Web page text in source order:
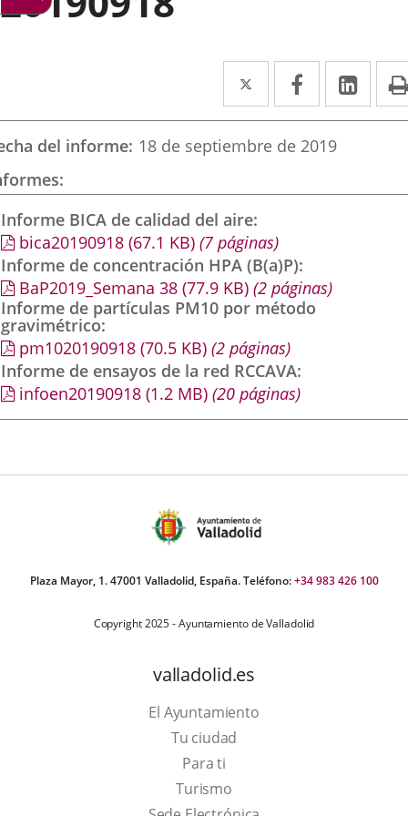
Twitter
Enlace
a
una
externa.
Facebook
Enlace
a
una
externa.
a
del informe 18 de septiembre de 2019
Informe BICA de calidad del aire
bica20190918 (67.1 KB) (7 páginas)
Informe de concentración HPA (B(a)P)
BaP2019_Semana 38 (77.9 KB) (2 páginas)
Informe de partículas PM10 por método
gravimétrico
pm1020190918 (70.5 KB) (2 páginas)
Informe de ensayos de la red RCCAVA
infoen20190918 (1.2 MB) (20 páginas)
Plaza Mayor, 1. 47001 Valladolid, España. Teléfono:+34 983 426 100
Copyright 2025 - Ayuntamiento de Valladolid
valladolid.es
El Ayuntamiento
Tu ciudad
Para ti
TurismoEste